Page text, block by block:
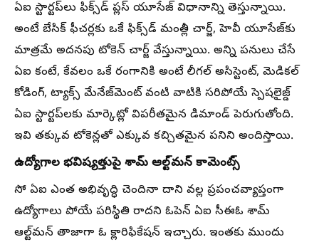
ఏఐ స్టార్టప్‌లు ఫిక్స్‌డ్ ప్లస్ యూసేజ్ విధానాన్ని తెస్తున్నాయి.
అంటే బేసిక్ ఫీచర్లకు ఒకే ఫిక్స్‌డ్ మంత్లీ చార్జ్, హెవీ యూసేజ్‌కు
మాత్రమే అదనపు టోకెన్ చార్జ్ వేస్తున్నాయి. అన్ని పనులు చేసే
ఏఐ కంటే, కేవలం ఒకే రంగానికి అంటే లీగల్ అసిస్టెంట్, మెడికల్
కోడింగ్, ట్యాక్స్ మేనేజ్‌మెంట్ వంటి వాటికి సరిపోయే స్పెషలైజ్డ్
ఏఐ స్టార్టప్‌లకు మార్కెట్లో విపరీతమైన డిమాండ్ పెరుగుతోంది.
ఇవి తక్కువ టోకెన్లతో ఎక్కువ కచ్చితమైన పనిని అందిస్తాయి.
ఉద్యోగాల భవిష్యత్తుపై శామ్ ఆల్ట్‌మన్ కామెంట్స్
సో ఏఐ ఎంత అభివృద్ధి చెందినా దాని వల్ల ప్రపంచవ్యాప్తంగా
ఉద్యోగాలు పోయే పరిస్థితి రాదని ఓపెన్‌ ఏఐ సీఈఓ శామ్‌
ఆల్ట్‌మన్‌ తాజాగా ఓ క్లారిఫికేషన్ ఇచ్చారు. ఇంతకు ముందు